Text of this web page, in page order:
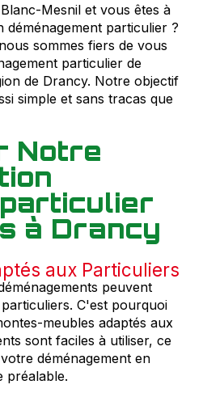
Mesnil et vous êtes à
particulier ?
sommes fiers de vous
particulier de
de Drancy. Notre objectif
simple et sans tracas que
Notre
à Drancy
aux Particuliers
peuvent
C'est pourquoi
meubles adaptés aux
sont faciles à utiliser, ce
déménagement en
préalable.